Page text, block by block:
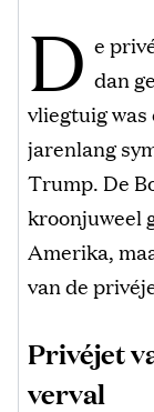
D e
dan
vliegtuig was
jarenlang
Trump. De
kroonjuweel
Amerika,
van de
Privéjet
verval